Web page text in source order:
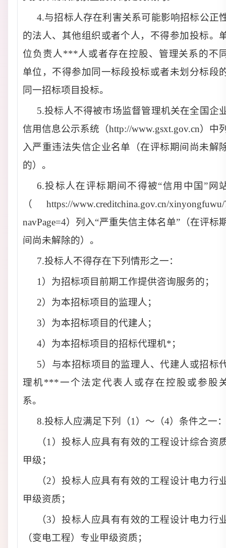
4.与招标人存在利害关系可能影响招标公正
的法人、其他组织或者个人，不得参加投标。
位负责人***人或者存在控股、管理关系的不
单位，不得参加同一标段投标或者未划分标段
同一招标项目投标。
5.投标人不得被市场监督管理机关在全国企
信用信息公示系统（http://www.gsxt.gov.cn）中
入严重违法失信企业名单（在评标期间尚未解
的）。
6.投标人在评标期间不得被“信用中国”网
（https://www.creditchina.gov.cn/xinyongfuwu/
navPage=4）列入“严重失信主体名单”（在评标
间尚未解除的）。
7.投标人不得存在下列情形之一：
1）为招标项目前期工作提供咨询服务的；
2）为本招标项目的监理人；
3）为本招标项目的代建人；
4）为本招标项目的招标代理机*；
5）与本招标项目的监理人、代建人或招标
理机***一个法定代表人或存在控股或参股
系。
8.投标人应满足下列（1）～（4）条件之一
（1）投标人应具有有效的工程设计综合资
甲级；
（2）投标人应具有有效的工程设计电力行
甲级资质；
（3）投标人应具有有效的工程设计电力行
（变电工程）专业甲级资质；